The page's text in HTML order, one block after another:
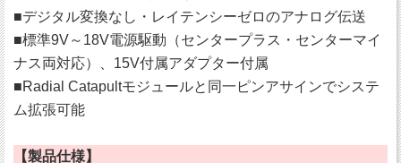
■デジタル変換なし・レイテンシーゼロのアナログ伝送
■標準9V～18V電源駆動（センタープラス・センターマイ
ナス両対応）、15V付属アダプター付属
■Radial Catapultモジュールと同一ピンアサインでシステ
ム拡張可能
【製品仕様】